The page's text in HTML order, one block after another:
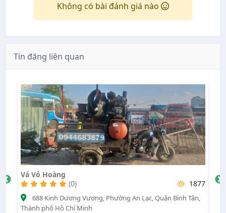
Không có bài đánh giá nào
Tin đăng liên quan
Vá Vỏ Hoàng
(0)
1877
688 Kinh Dương Vương, Phường An Lạc, Quận Bình Tân,
Thành phố Hồ Chí Minh